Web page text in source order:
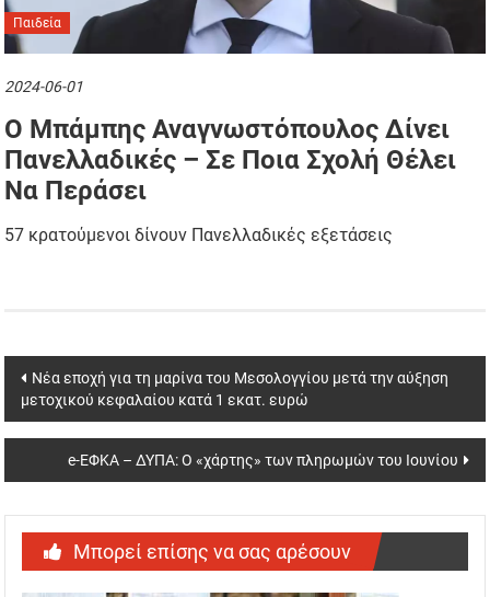
Παιδεία
2024-06-01
Ο Μπάμπης Αναγνωστόπουλος Δίνει
Πανελλαδικές – Σε Ποια Σχολή Θέλει
Να Περάσει
57 κρατούμενοι δίνουν Πανελλαδικές εξετάσεις
Post
navigation
Νέα εποχή για τη μαρίνα του Μεσολογγίου μετά την αύξηση
μετοχικού κεφαλαίου κατά 1 εκατ. ευρώ
e-ΕΦΚΑ – ΔΥΠΑ: Ο «χάρτης» των πληρωμών του Ιουνίου
Μπορεί επίσης να σας αρέσουν